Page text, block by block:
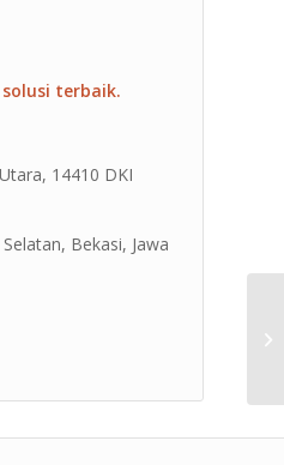
terbaik.
14410 DKI
Bekasi, Jawa